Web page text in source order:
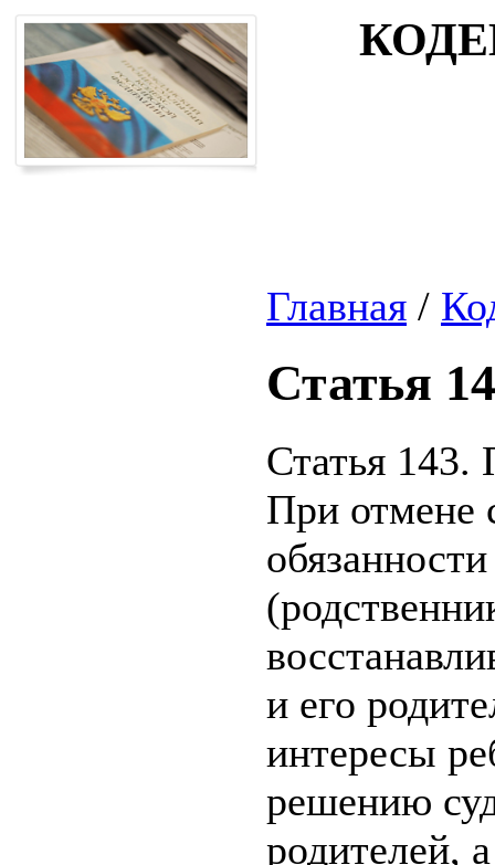
Главная /
Статья
Статья 143.
При отмене
и его
интересы
решению
родителей,